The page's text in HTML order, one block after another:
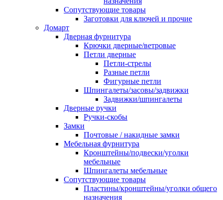
Сопутствующие товары
Заготовки для ключей и прочие
Домарт
Дверная фурнитура
Крючки дверные/ветровые
Петли дверные
Петли-стрелы
Разные петли
Фигурные петли
Шпингалеты/засовы/задвижки
Задвижки/шпингалеты
Дверные ручки
Ручки-скобы
Замки
Почтовые / накидные замки
Мебельная фурнитура
Кронштейны/подвески/уголки
мебельные
Шпингалеты мебельные
Сопутствующие товары
Пластины/кронштейны/уголки общего
назначения